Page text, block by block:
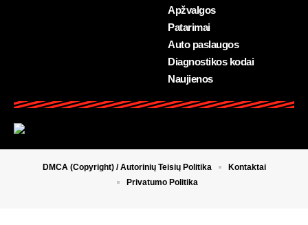
Apžvalgos
Patarimai
Auto paslaugos
Diagnostikos kodai
Naujienos
DMCA (Copyright) / Autorinių Teisių Politika
Kontaktai
Privatumo Politika